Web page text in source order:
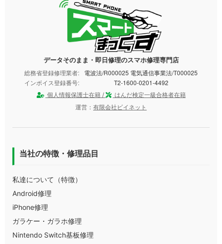
データそのまま・即日修理のスマホ修理専門店
総務省登録修理業者:
電波法/R000025 電気通信事業法/T000025
インボイス登録番号:
T2-1600-0201-4492
個人情報保護士在籍 /
はんだ検定一級合格者在籍
運営： 有限会社ビイネット
当社の特徴・修理品目
私達について（特徴）
Android修理
iPhone修理
ガラケー・ガラホ修理
Nintendo Switch基板修理